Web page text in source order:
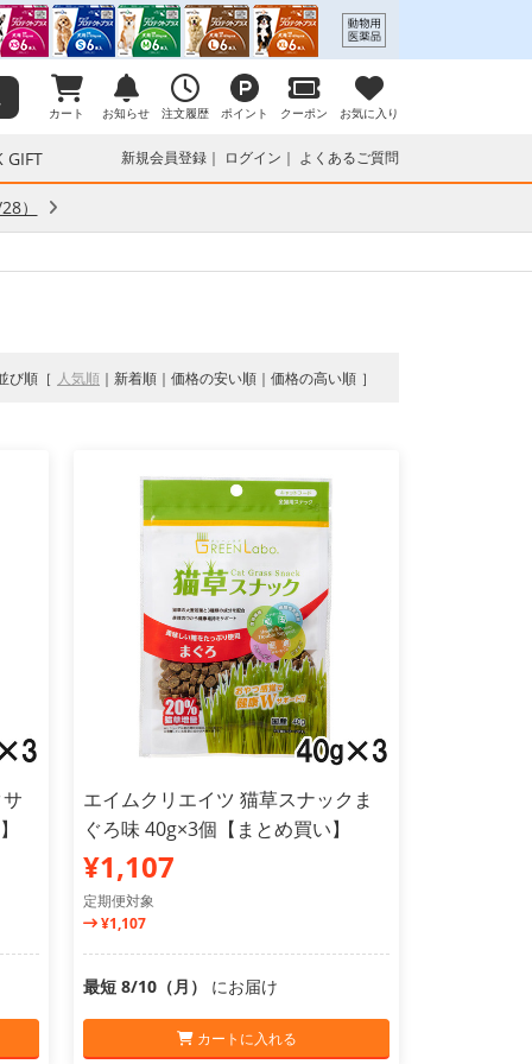
カート お知らせ 注文履歴 ポイント クーポン お気に入り
GIFT 新規会員登録 ログイン よくあるご質問
）
び順 人気順 新着順 価格の安い順 価格の高い順
エイムクリエイツ 猫草スナックま
ぐろ味 40g×3個【まとめ買い】
¥1,107
定期便対象
¥1,107
最短 8/10（月） にお届け
カートに入れる